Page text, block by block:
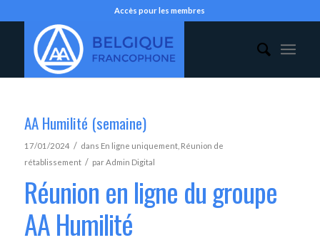
Accès pour les membres
AA Humilité (semaine)
17/01/2024 / dans En ligne uniquement, Réunion de
rétablissement / parAdmin Digital
Réunion en ligne du groupe
AA Humilité